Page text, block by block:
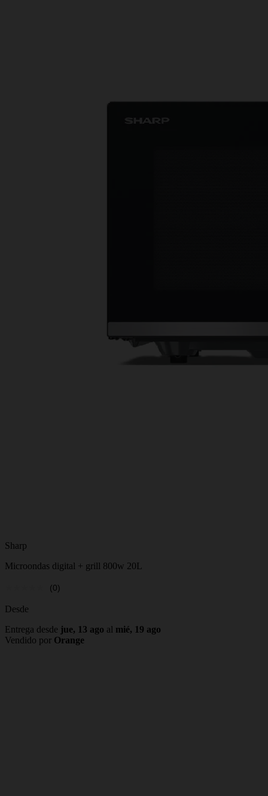
Sharp
Microondas digital + grill 800w 20L
(0)
Desde
Entrega desde jue, 13 ago al mié, 19 ago
Vendido por Orange